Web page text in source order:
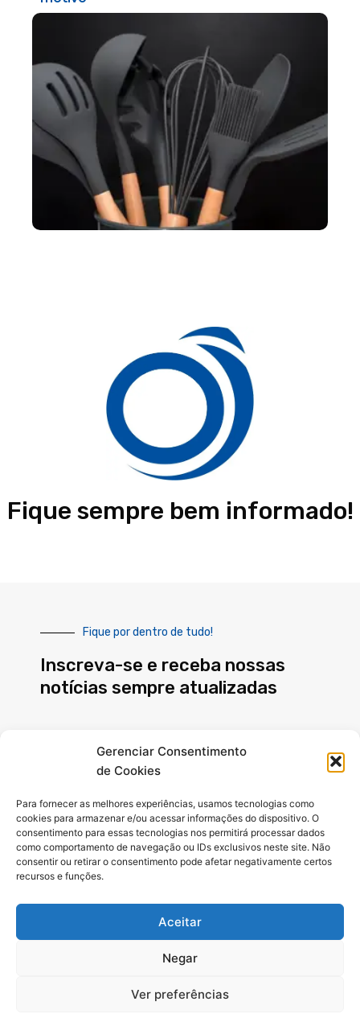
Gerenciar Consentimento
de Cookies
Para fornecer as melhores experiências, usamos tecnologias como
cookies para armazenar e/ou acessar informações do dispositivo. O
consentimento para essas tecnologias nos permitirá processar dados
como comportamento de navegação ou IDs exclusivos neste site. Não
consentir ou retirar o consentimento pode afetar negativamente certos
recursos e funções.
Aceitar
Negar
Ver preferências
Fique sempre bem informado!
Fique por dentro de tudo!
Inscreva-se e receba nossas
notícias sempre atualizadas
INSCREVER
Siga-nos
F
e
k
X
-
t
w
i
t
e
I
t
a
© Copyright 2024 – Portal Noticias In Foco: Todos Os Direitos
Reservados